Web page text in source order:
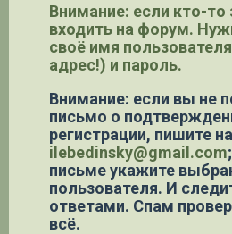
Внимание: если кто-то
входить на форум.
своё имя
адрес!) и пароль.
Внимание: если вы не
письмо о
регистрации, пишите на
ilebedinsky@gmail.com
письме укажите
пользователя. И
ответами. Спам
всё.